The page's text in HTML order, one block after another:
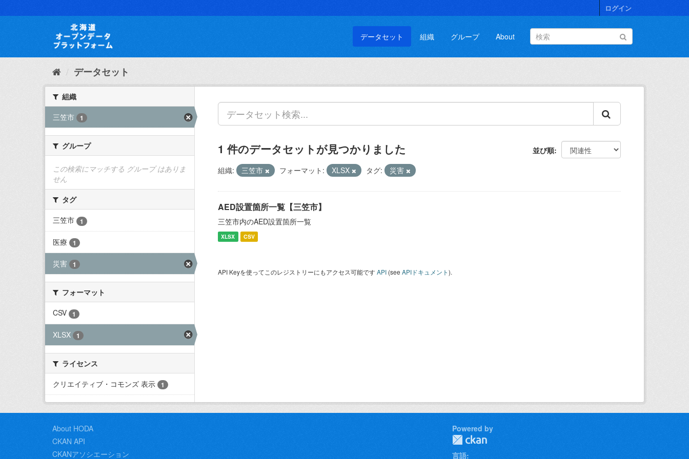
キ
て
ログイン
データセット 組織 グループ About
データセット
組織
三笠市
1
グループ
この検索にマッチする グループ はありま
せん
タグ
三笠市
1
医療 1
災害 1
フォーマット
CSV
1
XLSX 1
ライセンス
クリエイティブ・コモンズ 表示
1
並び順
1 件のデータセットが見つかりました
組織: 三笠市 フォーマット: XLSX タグ: 災害
AED設置箇所一覧【三笠市】
三笠市内のAED設置箇所一覧
XLSX CSV
API Keyを使ってこのレジストリーにもアクセス可能ですAPI (see APIドキュメント).
About HODA
CKAN API
CKANアソシエーション
Powered by
言語